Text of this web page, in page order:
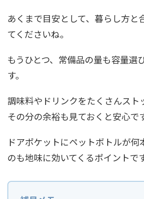
あくまで目安として、暮らし方と
てくださいね。
もうひとつ、常備品の量も容量選
す。
調味料やドリンクをたくさんスト
その分の余裕も見ておくと安心で
ドアポケットにペットボトルが何
のも地味に効いてくるポイントです